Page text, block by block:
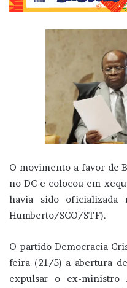
O movimento a favor de
no DC e colocou em
havia sido oficializada
Humberto/SCO/STF).
O partido Democracia
feira (21/5) a abertura
expulsar o ex-ministro